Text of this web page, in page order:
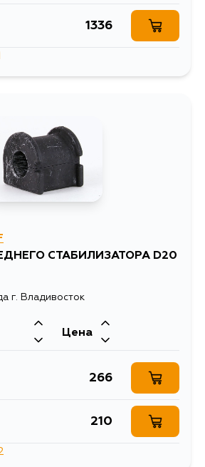
1336
СТАБИЛИЗАТОРА D20
г. Владивосток
Цена
266
210